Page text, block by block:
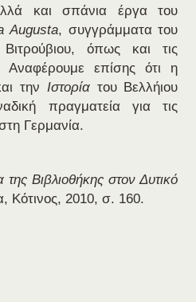
και σπάνια έργα του
Augusta, συγγράμματα του
όπως και τις
επίσης ότι η
την Ιστορίατου Βελλήιου
πραγματεία για τις
Γερμανία.
της Βιβλιοθήκης στον Δυτικό
Κότινος, 2010, σ. 160.